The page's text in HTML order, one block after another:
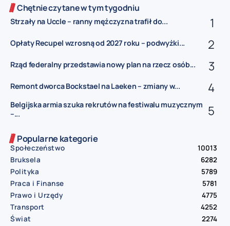
Chętnie czytane w tym tygodniu
Strzały na Uccle – ranny mężczyzna trafił do...
Opłaty Recupel wzrosną od 2027 roku – podwyżki...
Rząd federalny przedstawia nowy plan na rzecz osób...
Remont dworca Bockstael na Laeken – zmiany w...
Belgijska armia szuka rekrutów na festiwalu muzycznym
–...
Popularne kategorie
Społeczeństwo
10013
Bruksela
6282
Polityka
5789
Praca i Finanse
5781
Prawo i Urzędy
4775
Transport
4252
Świat
2274